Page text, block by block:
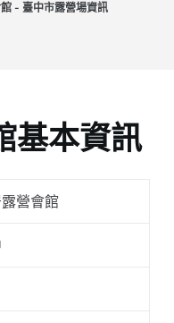
- 臺中市露營場資訊
基本資訊
營會館